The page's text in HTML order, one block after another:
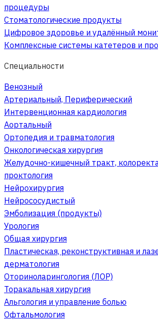
процедуры
Стоматологические продукты
Цифровое здоровье и удалённый
Комплексные системы катетеров и
Специальности
Венозный
Артериальный, Периферический
Интервенционная кардиология
Аортальный
Ортопедия и травматология
Онкологическая хирургия
Желудочно-кишечный тракт,
проктология
Нейрохирургия
Нейрососудистый
Эмболизация (продукты)
Урология
Общая хирургия
Пластическая, реконструктивная и
дерматология
Оториноларингология (ЛОР)
Торакальная хирургия
Альгология и управление болью
Офтальмология